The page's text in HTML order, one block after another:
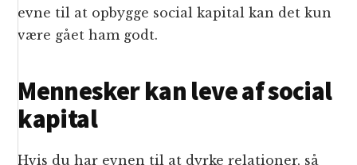
evne til at opbygge social kapital kan det kun
være gået ham godt.
Mennesker kan leve af social
kapital
Hvis du har evnen til at dyrke relationer, så